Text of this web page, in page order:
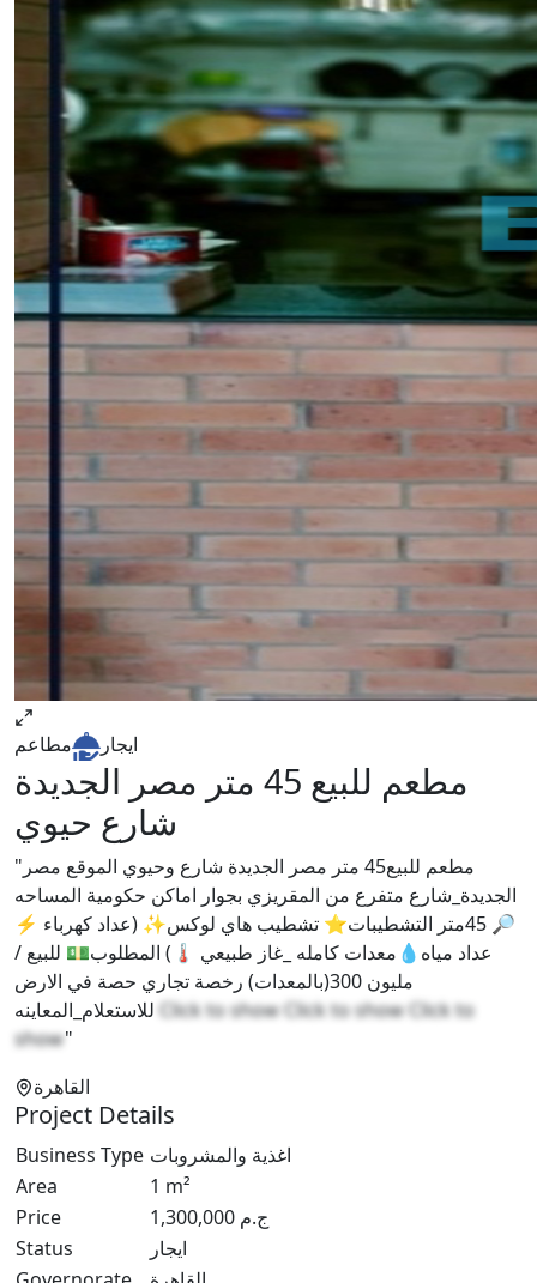
ايجار مطاعم
مطعم للبيع 45 متر مصر الجديدة
شارع حيوي
"مطعم للبيع45 متر مصر الجديدة شارع وحيوي الموقع مصر
الجديدة_شارع متفرع من المقريزي بجوار اماكن حكومية المساحه
🔎 45متر التشطيبات⭐ تشطيب هاي لوكس✨ (عداد كهرباء ⚡
عداد مياه💧معدات كامله _غاز طبيعي 🌡️) المطلوب💵 للبيع /
مليون 300(بالمعدات) رخصة تجاري حصة في الارض
Click to showClick to showClick to
show"
القاهرة
Project Details
Business Type اغذية والمشروبات
Area
1 m²
Price
1,300,000 ج.م
Status
ايجار